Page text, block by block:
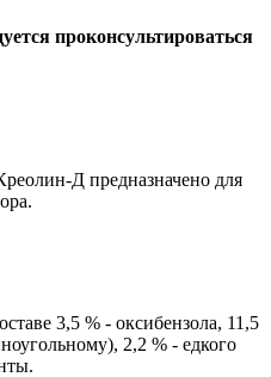
проконсультироваться
Д предназначено для
3,5 % - оксибензола, 11,5
2,2 % - едкого